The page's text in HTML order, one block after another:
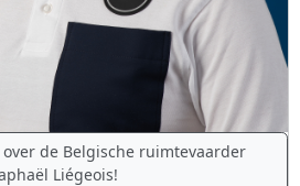
de Belgische ruimtevaarder
Liégeois!